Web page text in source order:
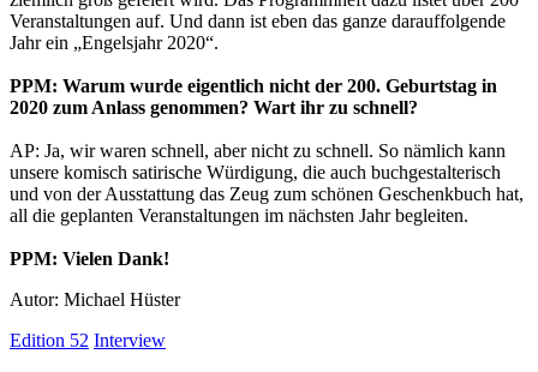
Veranstaltungen auf. Und dann ist eben das ganze darauffolgende
Jahr ein „Engelsjahr 2020“.
PPM: Warum wurde eigentlich nicht der 200. Geburtstag in
2020 zum Anlass genommen? Wart ihr zu schnell?
AP: Ja, wir waren schnell, aber nicht zu schnell. So nämlich kann
unsere komisch satirische Würdigung, die auch buchgestalterisch
und von der Ausstattung das Zeug zum schönen Geschenkbuch hat,
all die geplanten Veranstaltungen im nächsten Jahr begleiten.
PPM: Vielen Dank!
Autor: Michael Hüster
Edition 52 Interview